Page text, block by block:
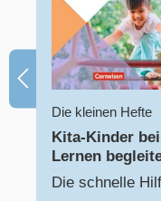
Die kleinen Hefte
Kita-Kinder
Lernen
Die schnelle